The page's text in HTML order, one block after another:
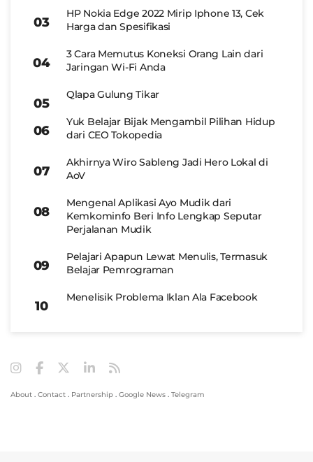
HP Nokia Edge 2022 Mirip Iphone 13, Cek
Harga dan Spesifikasi
3 Cara Memutus Koneksi Orang Lain dari
Jaringan Wi-Fi Anda
Qlapa Gulung Tikar
Yuk Belajar Bijak Mengambil Pilihan Hidup
dari CEO Tokopedia
Akhirnya Wiro Sableng Jadi Hero Lokal di
AoV
Mengenal Aplikasi Ayo Mudik dari
Kemkominfo Beri Info Lengkap Seputar
Perjalanan Mudik
Pelajari Apapun Lewat Menulis, Termasuk
Belajar Pemrograman
Menelisik Problema Iklan Ala Facebook
About . Contact . Partnership . Google News . Telegram